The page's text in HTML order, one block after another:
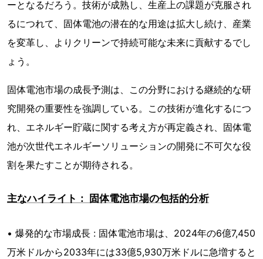
ーとなるだろう。技術が成熟し、生産上の課題が克服され
るにつれて、固体電池の潜在的な用途は拡大し続け、産業
を変革し、よりクリーンで持続可能な未来に貢献するでし
ょう。
固体電池市場の成長予測は、この分野における継続的な研
究開発の重要性を強調している。この技術が進化するにつ
れ、エネルギー貯蔵に関する考え方が再定義され、固体電
池が次世代エネルギーソリューションの開発に不可欠な役
割を果たすことが期待される。
主なハイライト： 固体電池市場の包括的分析
• 爆発的な市場成長 : 固体電池市場は、2024年の6億7,450
万米ドルから2033年には33億5,930万米ドルに急増すると